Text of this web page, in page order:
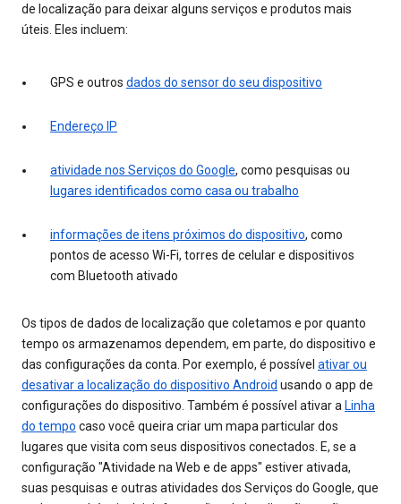
de localização para deixar alguns serviços e produtos mais
úteis. Eles incluem:
GPS e outros dados do sensor do seu dispositivo
Endereço IP
atividade nos Serviços do Google, como pesquisas ou
lugares identificados como casa ou trabalho
informações de itens próximos do dispositivo, como
pontos de acesso Wi-Fi, torres de celular e dispositivos
com Bluetooth ativado
Os tipos de dados de localização que coletamos e por quanto
tempo os armazenamos dependem, em parte, do dispositivo e
das configurações da conta. Por exemplo, é possível ativar ou
desativar a localização do dispositivo Android usando o app de
configurações do dispositivo. Também é possível ativar a Linha
do tempo caso você queira criar um mapa particular dos
lugares que visita com seus dispositivos conectados. E, se a
configuração "Atividade na Web e de apps" estiver ativada,
suas pesquisas e outras atividades dos Serviços do Google, que